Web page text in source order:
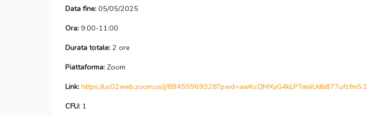
Data fine: 05/05/2025
Ora: 9:00-11:00
Durata totale: 2 ore
Piattaforma: Zoom
Link: https://us02web.zoom.us/j/88455969328?pwd=awKcQMXyG4kLPTmiJiUdb877ufzfm5.1
CFU: 1